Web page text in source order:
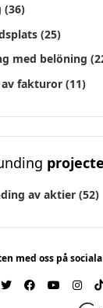
(36)
(25)
med belöning
av fakturor (11)
av aktier (52)
med oss på